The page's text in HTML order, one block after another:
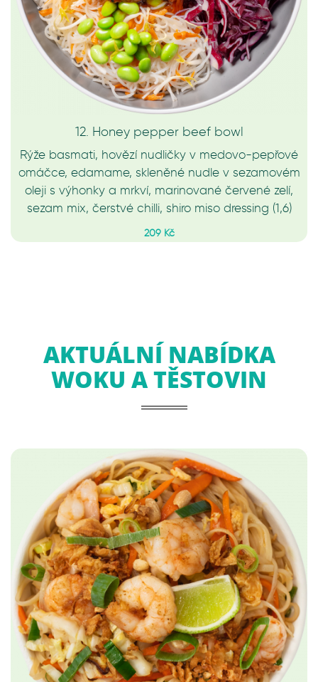
12. Honey pepper beef bowl
Rýže basmati, hovězí nudličky v medovo-pepřové
omáčce, edamame, skleněné nudle v sezamovém
oleji s výhonky a mrkví, marinované červené zelí,
sezam mix, čerstvé chilli, shiro miso dressing (1,6)
209 Kč
AKTUÁLNÍ NABÍDKA
WOKU A TĚSTOVIN